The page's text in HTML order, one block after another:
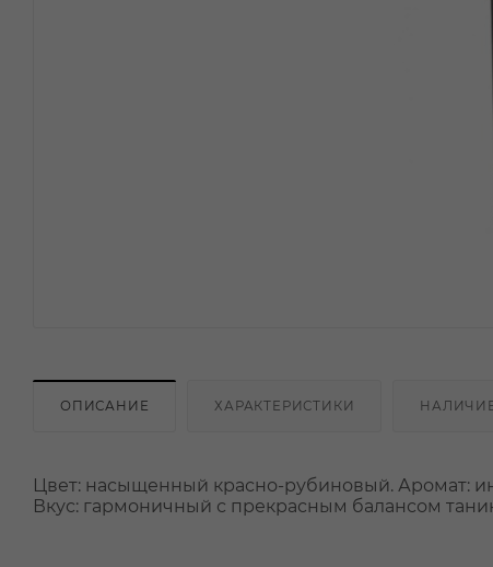
ОПИСАНИЕ ХАРАКТЕРИСТИКИ
Цвет: насыщенный красно-рубиновый. Аромат:
Вкус: гармоничный с прекрасным балансом